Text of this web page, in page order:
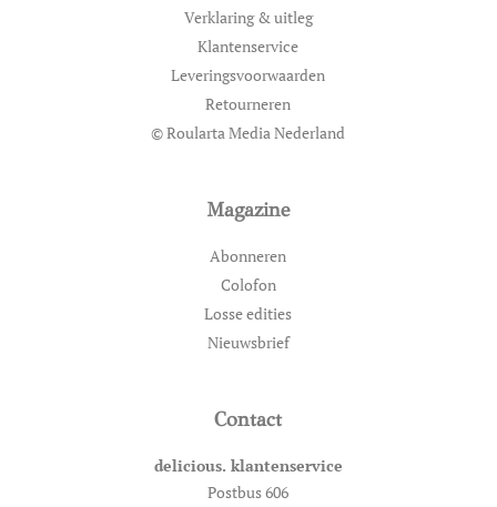
Verklaring & uitleg
Klantenservice
Leveringsvoorwaarden
Retourneren
© Roularta Media Nederland
Magazine
Abonneren
Colofon
Losse edities
Nieuwsbrief
Contact
delicious. klantenservice
Postbus 606